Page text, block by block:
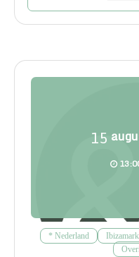
15
* Nederland